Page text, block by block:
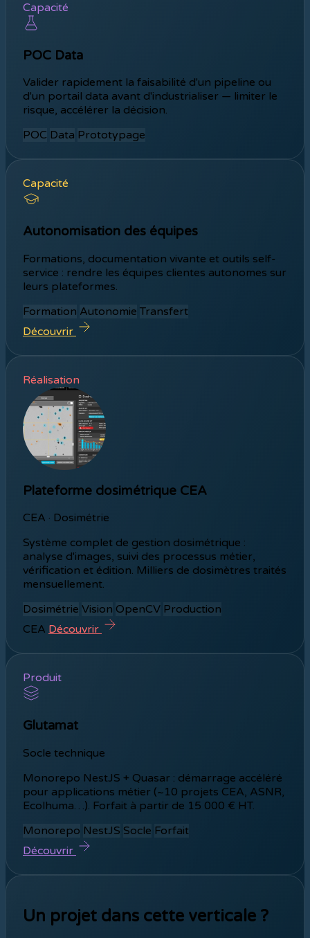
Capacité
POC Data
Valider rapidement la faisabilité d'un pipeline ou
d'un portail data avant d'industrialiser — limiter le
risque, accélérer la décision.
POC Data Prototypage
Capacité
Autonomisation des équipes
Formations, documentation vivante et outils self-
service : rendre les équipes clientes autonomes sur
leurs plateformes.
Formation Autonomie Transfert
Découvrir
Réalisation
Plateforme dosimétrique CEA
CEA · Dosimétrie
Système complet de gestion dosimétrique :
analyse d'images, suivi des processus métier,
vérification et édition. Milliers de dosimètres traités
mensuellement.
Dosimétrie Vision OpenCV Production
CEA Découvrir
Produit
Glutamat
Socle technique
Monorepo NestJS + Quasar : démarrage accéléré
pour applications métier (~10 projets CEA, ASNR,
Ecolhuma…). Forfait à partir de 15 000 € HT.
Monorepo NestJS Socle Forfait
Découvrir
Un projet dans cette verticale ?